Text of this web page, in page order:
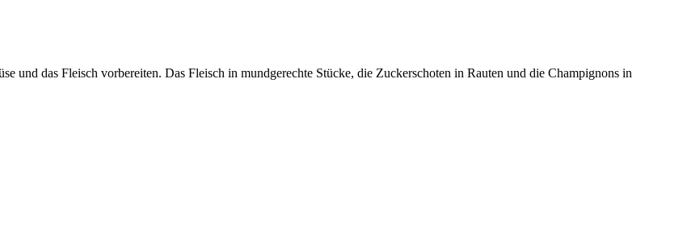
und das Fleisch vorbereiten. Das Fleisch in mundgerechte Stücke, die Zuckerschoten in Rauten und die Champignons in